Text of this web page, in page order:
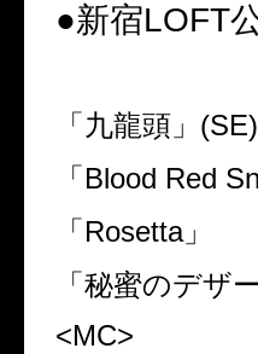
●新宿LOFT
「九龍頭」 (SE)
「 Blood Red
「 Rosetta」
「秘蜜のデザ
<MC>